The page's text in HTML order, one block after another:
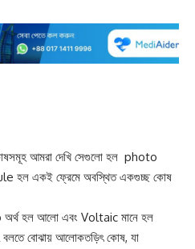
আমরা দেখি সেগুলো হল photo
হল একই ফ্রেমে অবস্থিত একগুচ্ছ কোষ
অর্থ হল আলো এবং Voltaic মানে হল
বোঝায় আলোকতড়িৎ কোষ, যা